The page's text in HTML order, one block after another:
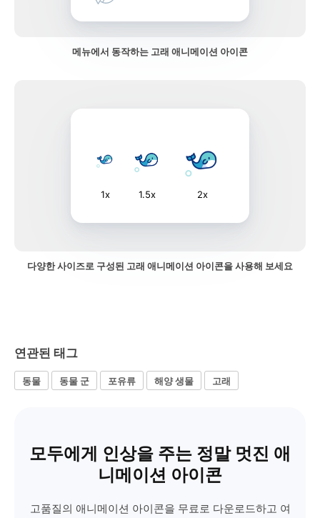
메뉴에서 동작하는 고래 애니메이션 아이콘
1x 1.5x 2x
다양한 사이즈로 구성된 고래 애니메이션 아이콘을 사용해 보세요
연관된 태그
동물 동물 군 포유류 해양 생물 고래
모두에게 인상을 주는 정말 멋진 애
니메이션 아이콘
고품질의 애니메이션 아이콘을 무료로 다운로드하고 여